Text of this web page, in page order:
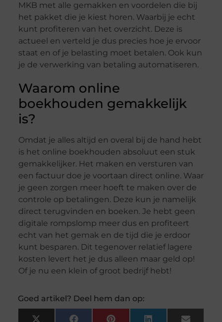
MKB met alle gemakken en voordelen die bij
het pakket die je kiest horen. Waarbij je echt
kunt profiteren van het overzicht. Deze is
actueel en verteld je dus precies hoe je ervoor
staat en of je belasting moet betalen. Ook kun
je de verwerking van betaling automatiseren.
Waarom online
boekhouden gemakkelijk
is?
Omdat je alles altijd en overal bij de hand hebt
is het online boekhouden absoluut een stuk
gemakkelijker. Het maken en versturen van
een factuur doe je voortaan direct online. Waar
je geen zorgen meer hoeft te maken over de
controle op betalingen. Deze kun je namelijk
direct terugvinden en boeken. Je hebt geen
digitale rompslomp meer dus en profiteert
echt van het gemak en de tijd die je erdoor
kunt besparen. Dit tegenover relatief lagere
kosten levert het je dus alleen maar geld op!
Of je nu een klein of groot bedrijf hebt!
Goed artikel? Deel hem dan op: